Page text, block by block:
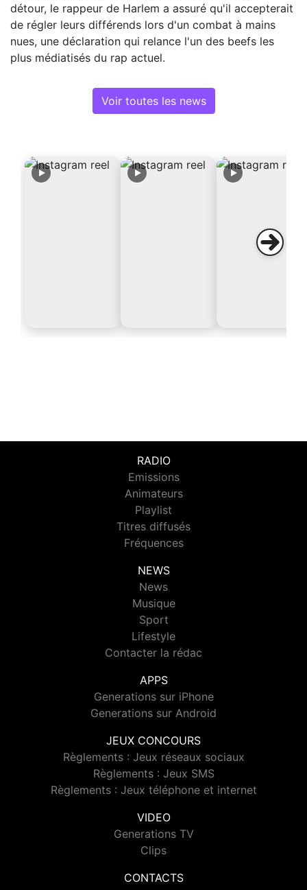
détour, le rappeur de Harlem a assuré qu'il accepterait
de régler leurs différends lors d'un combat à mains
nues, une déclaration qui relance l'un des beefs les
plus médiatisés du rap actuel.
Voir toutes les news
RADIO
Emissions
Animateurs
Playlist
Titres diffusés
Fréquences
NEWS
News
Musique
Sport
Lifestyle
Contacter la rédac
APPS
Generations sur iPhone
Generations sur Android
JEUX CONCOURS
Règlements : Jeux réseaux sociaux
Règlements : Jeux SMS
Règlements : Jeux téléphone et internet
VIDEO
Generations TV
Clips
CONTACTS